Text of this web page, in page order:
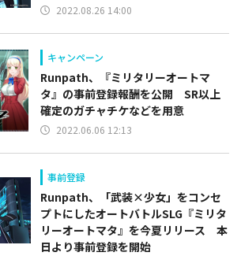
2022.08.26 14:00
キャンペーン
Runpath、『ミリタリーオートマ
タ』の事前登録報酬を公開 SR以上
確定のガチャチケなどを用意
2022.06.06 12:13
事前登録
Runpath、「武装×少女」をコンセ
プトにしたオートバトルSLG『ミリタ
リーオートマタ』を今夏リリース 本
日より事前登録を開始